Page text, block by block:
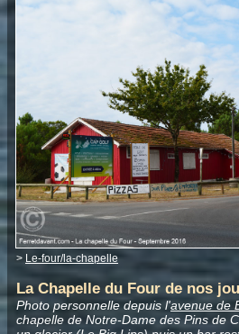
> Le-four/la-chapelle
La Chapelle du Four de nos
Photo personnelle depuis l'avenue de
chapelle de Notre-Dame des Pins de